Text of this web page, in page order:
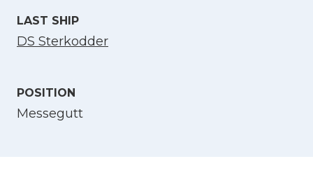
LAST SHIP
DS Sterkodder
POSITION
Messegutt